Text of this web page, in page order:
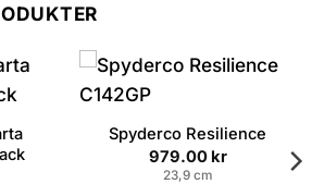
Spyderco Resilience
979.00 kr
23,9 cm